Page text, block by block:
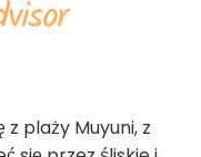
plaży Muyuni, z